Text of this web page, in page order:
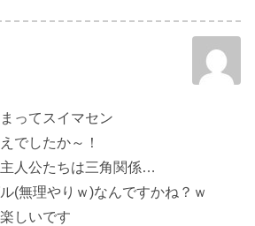
ってスイマセン
でしたか～！
人公たちは三角関係…
(無理やりｗ)なんですかね？ｗ
しいです